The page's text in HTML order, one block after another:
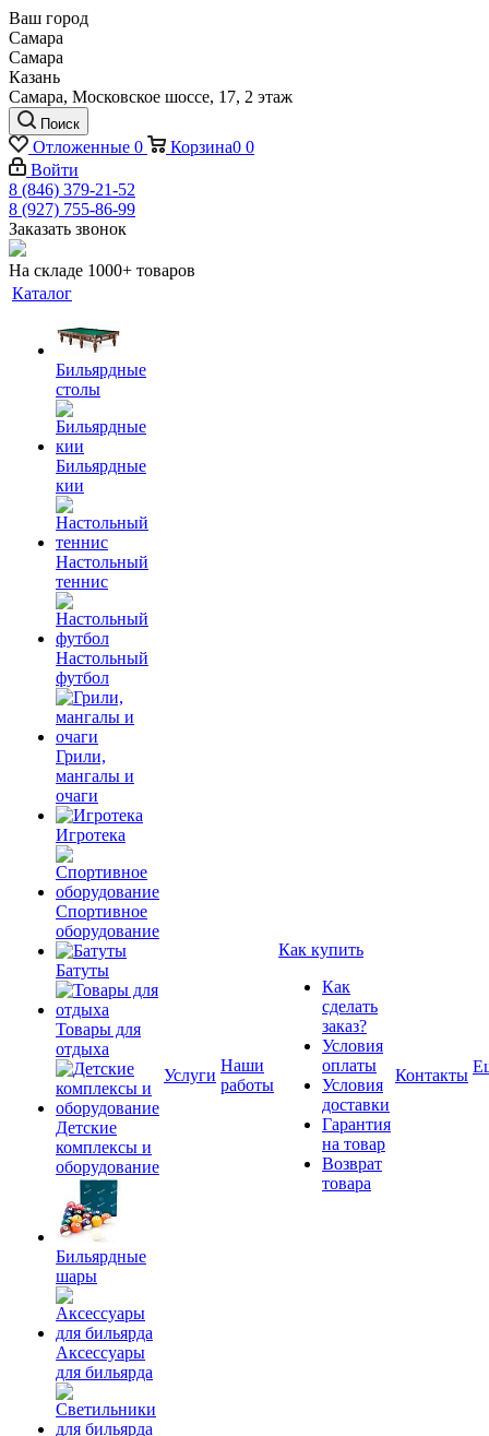
Ваш город
Самара
Самара
Казань
Самара, Московское шоссе, 17, 2 этаж
Поиск
Отложенные 0 Корзина0 0
Войти
8 (846) 379-21-52
8 (927) 755-86-99
Заказать звонок
На складе 1000+ товаров
Каталог
Бильярдные
столы
Бильярдные
кии
Настольный
теннис
Настольный
футбол
Грили,
мангалы и
очаги
Игротека
Спортивное
оборудование
Батуты
Товары для
отдыха
Детские
комплексы и
оборудование
Бильярдные
шары
Аксессуары
для бильярда
Услуги
Наши
работы
Как купить
Как
сделать
заказ?
Условия
оплаты
Условия
доставки
Гарантия
на товар
Возврат
товара
Контакты